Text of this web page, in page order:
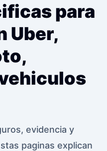
para
Uber,
evidencia y
paginas explican